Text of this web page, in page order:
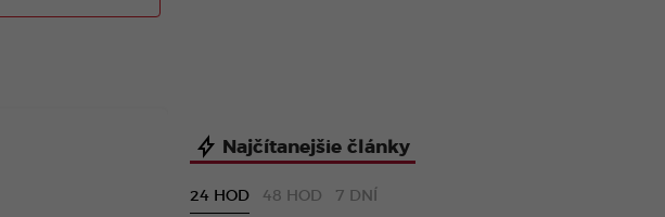
Najčítanejšie články
24 HOD 48 HOD 7 DNÍ